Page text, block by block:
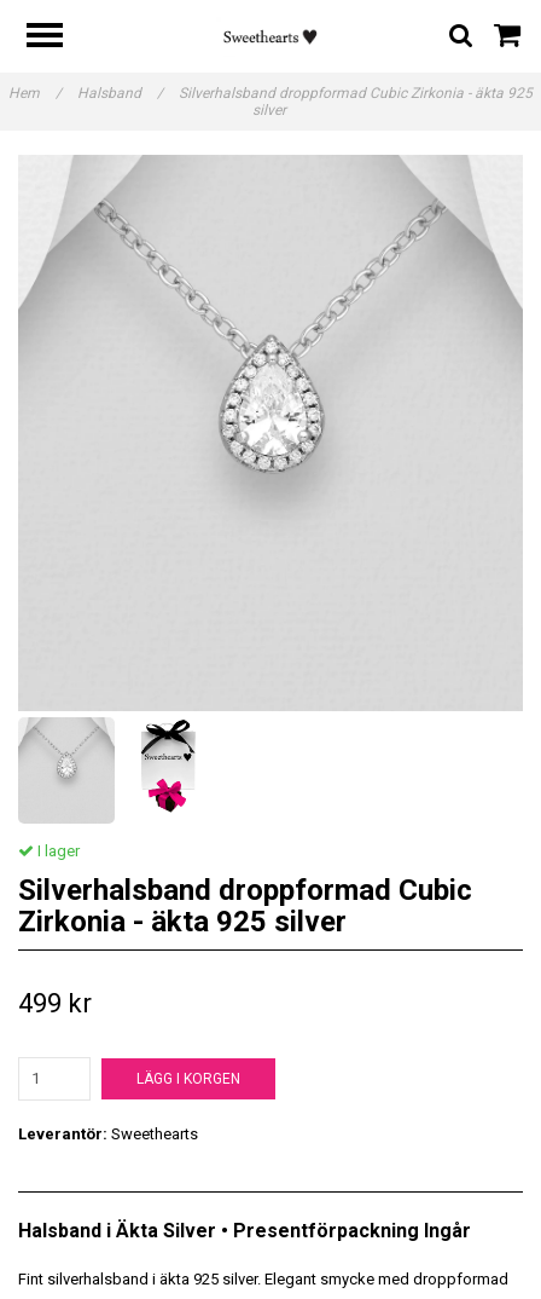
Hem / Halsband /
Silverhalsband droppformad Cubic Zirkonia - äkta 925
silver
I lager
Silverhalsband droppformad Cubic
Zirkonia - äkta 925 silver
499 kr
LÄGG I KORGEN
Leverantör: Sweethearts
Halsband i Äkta Silver • Presentförpackning Ingår
Fint silverhalsband i äkta 925 silver. Elegant smycke med droppformad